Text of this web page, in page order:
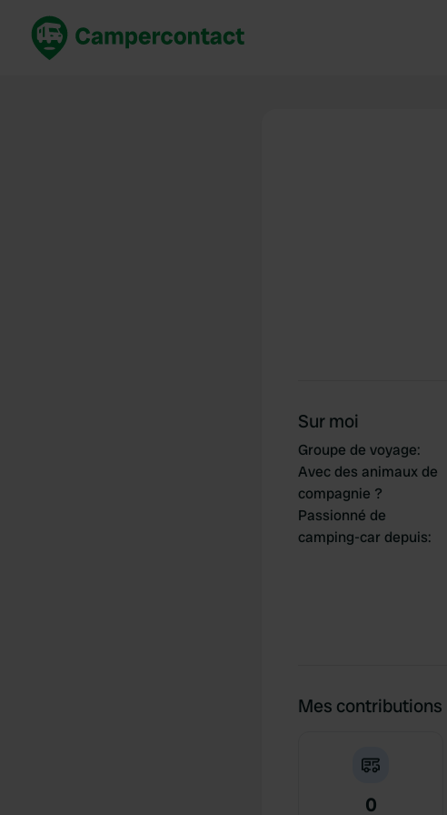
Sur moi
Groupe de voyage:
Avec des animaux de
compagnie ?
Passionné de
camping-car depuis:
Mes contributions
0